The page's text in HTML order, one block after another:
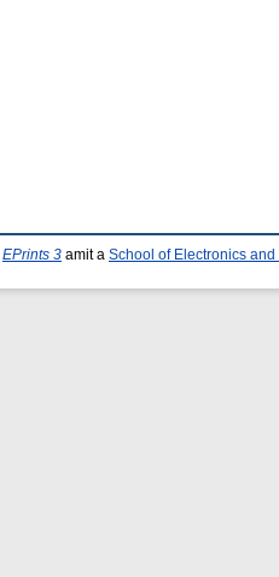
EPrints 3 amit a School of Electronics